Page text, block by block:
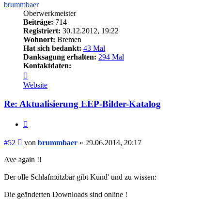
brummbaer
Oberwerkmeister
Beiträge: 714
Registriert: 30.12.2012, 19:22
Wohnort: Bremen
Hat sich bedankt: 43 Mal
Danksagung erhalten: 294 Mal
Kontaktdaten:
von
brummbaer
Website
Re: Aktualisierung EEP-Bilder-Katalog
#52 Beitrag
von brummbaer » 29.06.2014, 20:17
Ave again !!
Der olle Schlafmützbär gibt Kund' und zu wissen:
Die geänderten Downloads sind online !